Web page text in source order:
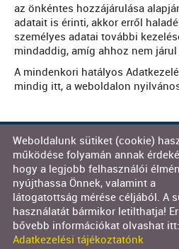
az önkéntes hozzájárulása
adatait is érinti, akkor erről
személyes adatai további
mindaddig, amíg ahhoz nem
A mindenkori hatályos
mindig itt, a weboldalon
© 2026 - Decor-
Oldal információkl
Weboldalunk sütiket (cookie)
működése folyamán annak
hogy a legjobb felhasználói
nyújthassa Önnek, valamint a
látogatottság mérése céljából. A
használatát bármikor letilthatja!
bővebb információkat olvashat itt:
Adatkezelési tájékoztatónk